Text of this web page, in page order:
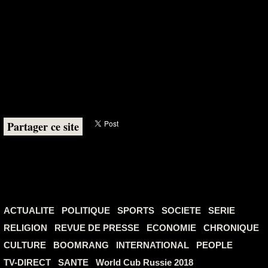
Partager ce site
ACTUALITE POLITIQUE SPORTS SOCIETE
SERIE
RELIGION
REVUE DE PRESSE ECONOMIE
CHRONIQUE
CULTURE
BOOMRANG INTERNATIONAL
PEOPLE
TV-DIRECT
SANTE
World Cub Russie 2018